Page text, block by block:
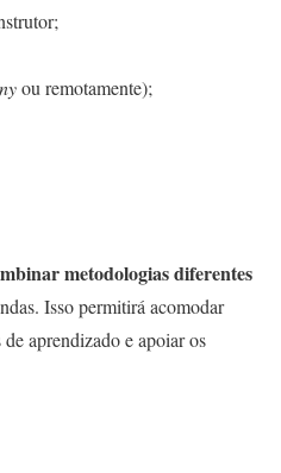
ou remotamente);
metodologias diferentes
Isso permitirá acomodar
aprendizado e apoiar os